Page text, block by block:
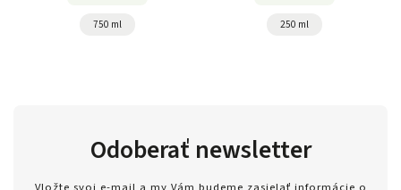
750 ml 250 ml
Odoberať newsletter